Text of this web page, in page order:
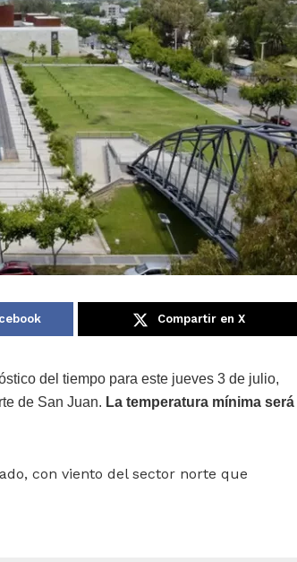
Compartir en X
del tiempo para este jueves 3 de julio,
de San Juan. La temperatura mínima será
con viento del sector norte que